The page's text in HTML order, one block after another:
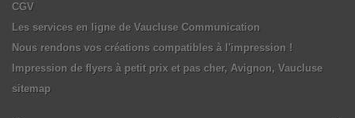
CGV
Les services en ligne de Vaucluse Communication
Nous rendons vos créations compatibles à l'impression !
Impression de flyers à petit prix et pas cher, Avignon, Vaucluse
sitemap